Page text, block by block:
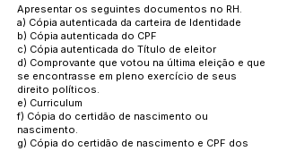
Apresentar os seguintes documentos no RH.
a) Cópia autenticada da carteira de Identidade
b) Cópia autenticada do CPF
c) Cópia autenticada do Título de eleitor
d) Comprovante que votou na última eleição e que
se encontrasse em pleno exercício de seus
direito políticos.
e) Curriculum
f) Cópia do certidão de nascimento ou
nascimento.
g) Cópia do certidão de nascimento e CPF dos